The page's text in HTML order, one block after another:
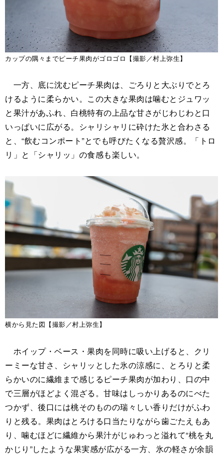
カップの隅々までピーチ果肉がゴロゴロ【撮影／村上弥生】
一方、底に沈むピーチ果肉は、ごろりと大ぶりでとろ
けるように柔らかい。この大きな果肉は噛むとジュワッ
と果汁があふれ、白桃特有の上品な甘さがじわじわと口
いっぱいに広がる。シャリシャリに砕けた氷と合わさる
と、“飲むコンポート”とでも呼びたくなる贅沢感。「トロ
リ」と「シャリッ」の食感も楽しい。
横から見た図【撮影／村上弥生】
ホイップ・ベース・果肉を同時に吸い上げると、クリ
ーミーな甘さ、シャリッとした氷の涼感に、とろりと柔
らかいのに繊維まで感じるピーチ果肉が加わり、口の中
で三層がほどよく混ざる。甘味はしっかりあるのにべた
つかず、後口には桃そのものの瑞々しい香りだけがふわ
りと残る。果肉はとろける口当たりながら歯ごたえもあ
り、噛むほどに繊維から果汁がじゅわっと溢れて“桃を丸
かじり”したような果実感が広がる一方、氷の軽さが余韻